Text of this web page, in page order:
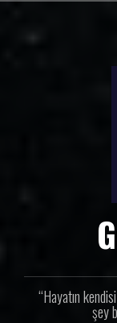
“Hayatın
şey